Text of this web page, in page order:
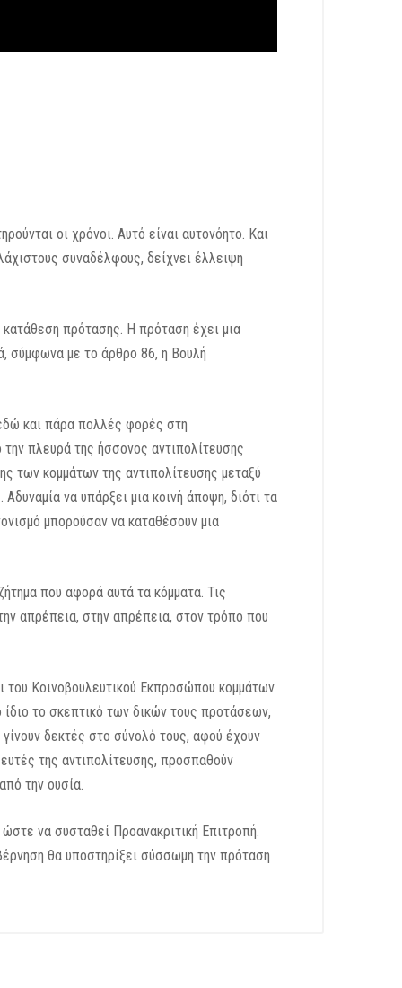
οι χρόνοι. Αυτό είναι αυτονόητο. Και
συναδέλφους, δείχνει έλλειψη
πρότασης. Η πρόταση έχει μια
σύμφωνα με το άρθρο 86, η Βουλή
και πάρα πολλές φορές στη
πλευρά της ήσσονος αντιπολίτευσης
των κομμάτων της αντιπολίτευσης μεταξύ
να υπάρξει μια κοινή άποψη, διότι τα
μπορούσαν να καταθέσουν μια
που αφορά αυτά τα κόμματα. Τις
απρέπεια, στην απρέπεια, στον τρόπο που
του Κοινοβουλευτικού Εκπροσώπου κομμάτων
το σκεπτικό των δικών τους προτάσεων,
δεκτές στο σύνολό τους, αφού έχουν
της αντιπολίτευσης, προσπαθούν
την ουσία.
να συσταθεί Προανακριτική Επιτροπή.
θα υποστηρίξει σύσσωμη την πρόταση